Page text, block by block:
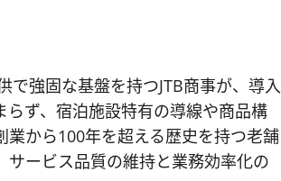
で強固な基盤を持つJTB商事が、導入
ず、宿泊施設特有の導線や商品構
から100年を超える歴史を持つ老舗
ービス品質の維持と業務効率化の